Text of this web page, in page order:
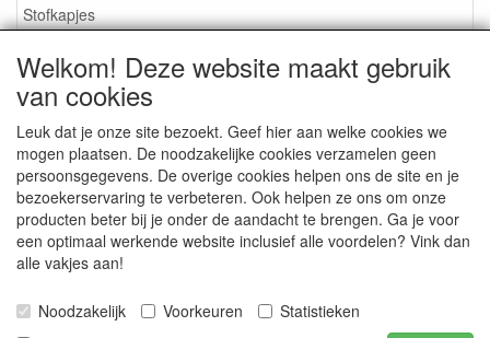
Stofkapjes
Informatie
Foam of rubber randen?
Belangrijk bij bestellen
Nieuws
Contact / Gegevens
Algemene Voorwaarden
Welkom! Deze website maakt gebruik
van cookies
Leuk dat je onze site bezoekt. Geef hier aan welke cookies we
mogen plaatsen. De noodzakelijke cookies verzamelen geen
persoonsgegevens. De overige cookies helpen ons de site en je
bezoekerservaring te verbeteren. Ook helpen ze ons om onze
producten beter bij je onder de aandacht te brengen. Ga je voor
een optimaal werkende website inclusief alle voordelen? Vink dan
alle vakjes aan!
Noodzakelijk Voorkeuren
Statistieken